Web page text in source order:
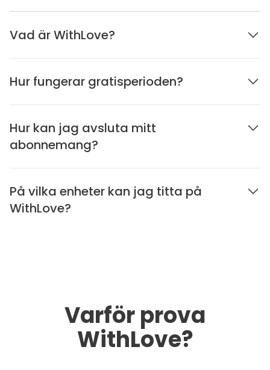
Vad är WithLove?
Hur fungerar gratisperioden?
Hur kan jag avsluta mitt
abonnemang?
På vilka enheter kan jag titta på
WithLove?
Varför prova
WithLove?